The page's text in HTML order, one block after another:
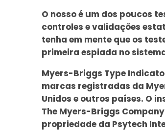
O nosso é um dos poucos
controles e validações
tenha em mente que os
primeira espiada no
Myers-Briggs Type
marcas registradas da
Unidos e outros países. O
The Myers-Briggs
propriedade da Psytech